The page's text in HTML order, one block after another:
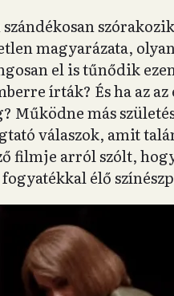
magyarázata,
el is tűnődik
írták? És ha az
Működne más
válaszok, amit
filmje arról szólt,
élő